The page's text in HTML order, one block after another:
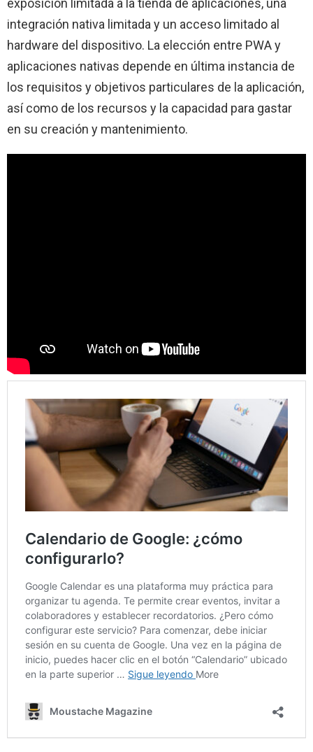
exposición limitada a la tienda de aplicaciones, una
integración nativa limitada y un acceso limitado al
hardware del dispositivo. La elección entre PWA y
aplicaciones nativas depende en última instancia de
los requisitos y objetivos particulares de la aplicación,
así como de los recursos y la capacidad para gastar
en su creación y mantenimiento.